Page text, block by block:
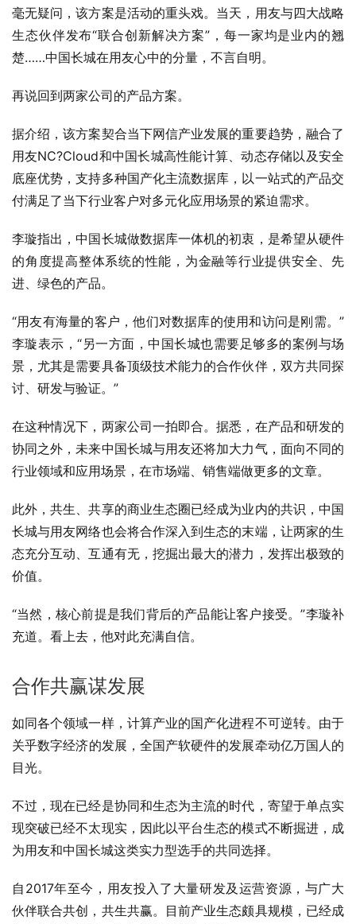
毫无疑问，该方案是活动的重头戏。当天，用友与四大战略
生态伙伴发布“联合创新解决方案”，每一家均是业内的翘
楚……中国长城在用友心中的分量，不言自明。
再说回到两家公司的产品方案。
据介绍，该方案契合当下网信产业发展的重要趋势，融合了
用友NC?Cloud和中国长城高性能计算、动态存储以及安全
底座优势，支持多种国产化主流数据库，以一站式的产品交
付满足了当下行业客户对多元化应用场景的紧迫需求。
李璇指出，中国长城做数据库一体机的初衷，是希望从硬件
的角度提高整体系统的性能，为金融等行业提供安全、先
进、绿色的产品。
“用友有海量的客户，他们对数据库的使用和访问是刚需。”
李璇表示，“另一方面，中国长城也需要足够多的案例与场
景，尤其是需要具备顶级技术能力的合作伙伴，双方共同探
讨、研发与验证。”
在这种情况下，两家公司一拍即合。据悉，在产品和研发的
协同之外，未来中国长城与用友还将加大力气，面向不同的
行业领域和应用场景，在市场端、销售端做更多的文章。
此外，共生、共享的商业生态圈已经成为业内的共识，中国
长城与用友网络也会将合作深入到生态的末端，让两家的生
态充分互动、互通有无，挖掘出最大的潜力，发挥出极致的
价值。
“当然，核心前提是我们背后的产品能让客户接受。”李璇补
充道。看上去，他对此充满自信。
合作共赢谋发展
如同各个领域一样，计算产业的国产化进程不可逆转。由于
关乎数字经济的发展，全国产软硬件的发展牵动亿万国人的
目光。
不过，现在已经是协同和生态为主流的时代，寄望于单点实
现突破已经不太现实，因此以平台生态的模式不断掘进，成
为用友和中国长城这类实力型选手的共同选择。
自2017年至今，用友投入了大量研发及运营资源，与广大
伙伴联合共创，共生共赢。目前产业生态颇具规模，已经成